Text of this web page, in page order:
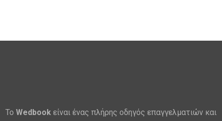
Το Wedbook είναι ένας πλήρης οδηγός επαγγελματιών και